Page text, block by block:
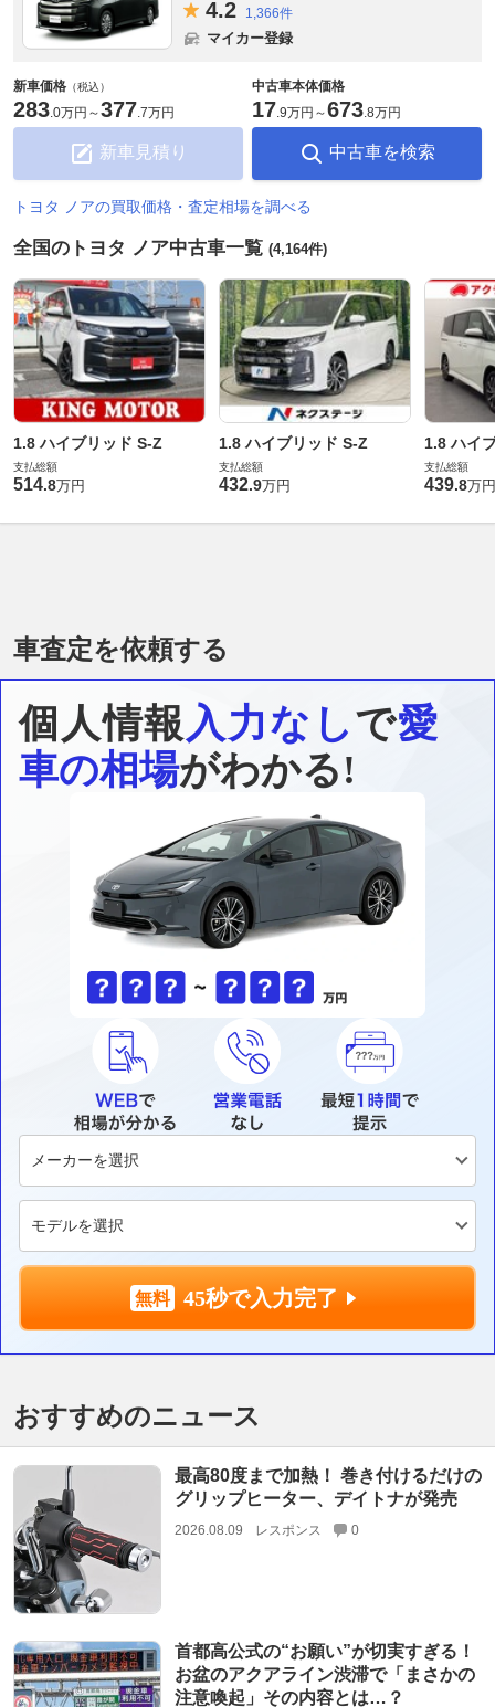
4.2 1,366件
マイカー登録
新車価格 （税込）
283.0万円 ～377.7万円
新車見積り
中古車本体価格
17.9万円 ～673.8万円
中古車を検索
トヨタ ノアの買取価格・査定相場を調べる
全国のトヨタ ノア中古車一覧 (4,164件)
1.8 ハイブリッド S-Z
支払総額
514.8万円
1.8 ハイブリッド S-Z
支払総額
432.9万円
1.8 ハイ
支払総額
439.8万円
車査定を依頼する
個人情報入力なしで愛
車の相場がわかる!
45秒で入力完了
おすすめのニュース
最高80度まで加熱！ 巻き付けるだけの
グリップヒーター、デイトナが発売
2026.08.09 レスポンス 0
首都高公式の“お願い”が切実すぎる！
お盆のアクアライン渋滞で「まさかの
注意喚起」その内容とは…？